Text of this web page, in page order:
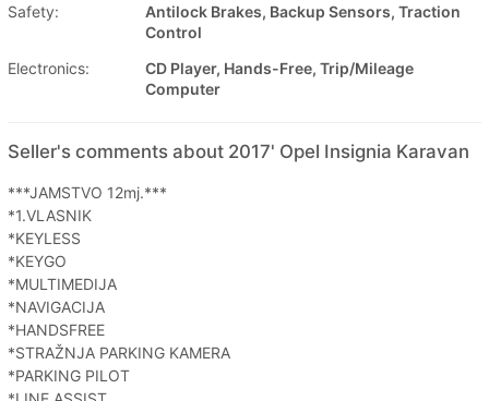
Safety:
Antilock Brakes, Backup Sensors, Traction
Control
Electronics:
CD Player, Hands-Free, Trip/Mileage
Computer
Seller's comments about 2017' Opel Insignia Karavan
***JAMSTVO 12mj.***
*1.VLASNIK
*KEYLESS
*KEYGO
*MULTIMEDIJA
*NAVIGACIJA
*HANDSFREE
*STRAŽNJA PARKING KAMERA
*PARKING PILOT